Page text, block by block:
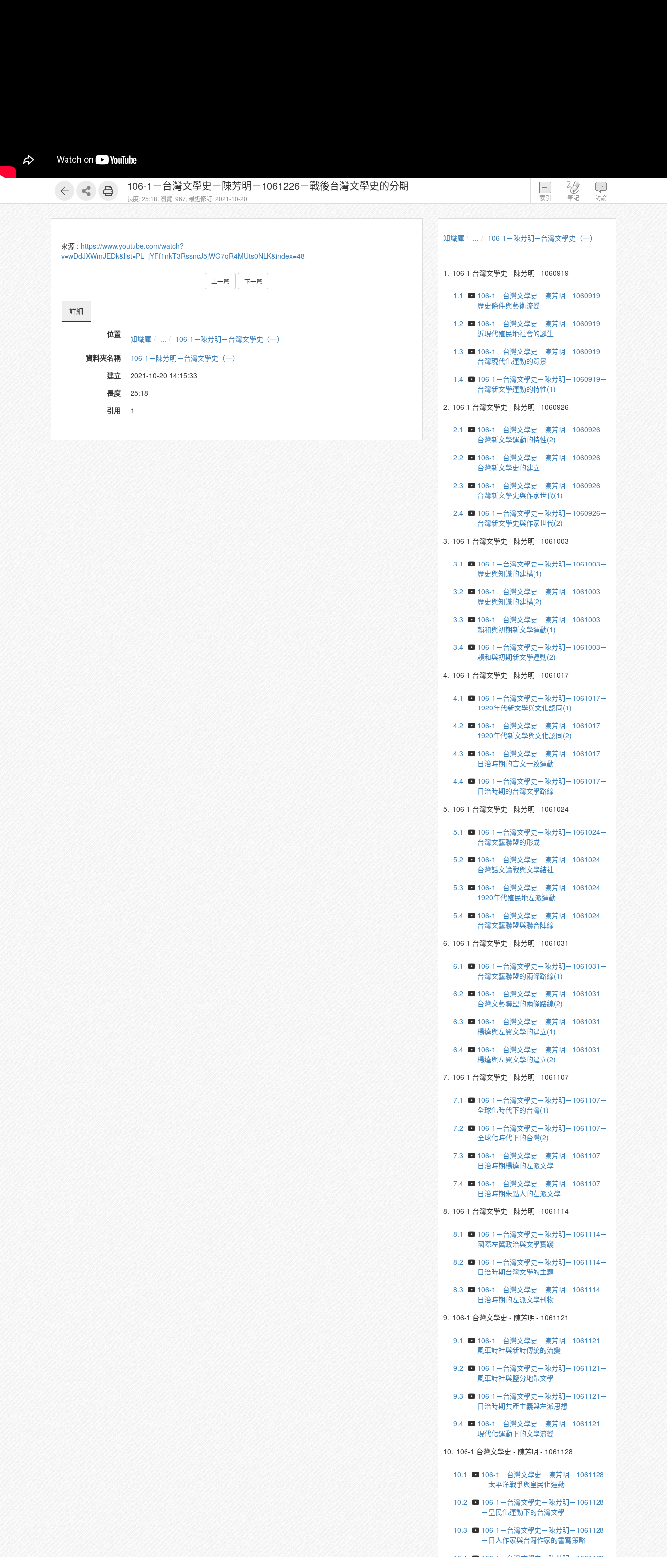
索引 筆記 討論
106-1－台灣文學史－陳芳明－1061226－戰後台灣文學史的分期
長度: 25:18, 瀏覽: 967, 最近修訂: 2021-10-20
來源 : https://www.youtube.com/watch?
v=wDdJXWmJEDk&list=PL_jYFf1nkT3RssncJ5jWG7qR4MUts0NLK&index=48
上一篇 下一篇
詳細
位置 知識庫 ...
106-1－陳芳明－台灣文學史（一）
資料夾名稱
106-1－陳芳明－台灣文學史（一）
建立
2021-10-20 14:15:33
長度
25:18
引用
1
知識庫 ... 106-1－陳芳明－台灣文學史（一）
1. 106-1 台灣文學史 - 陳芳明 - 1060919
1.1
106-1－台灣文學史－陳芳明－1060919－
歷史條件與藝術流變
1.2
106-1－台灣文學史－陳芳明－1060919－
近現代殖民地社會的誕生
1.3
106-1－台灣文學史－陳芳明－1060919－
台灣現代化運動的背景
1.4
106-1－台灣文學史－陳芳明－1060919－
台灣新文學運動的特性(1)
2. 106-1 台灣文學史 - 陳芳明 - 1060926
2.1
106-1－台灣文學史－陳芳明－1060926－
台灣新文學運動的特性(2)
2.2
106-1－台灣文學史－陳芳明－1060926－
台灣新文學史的建立
2.3
106-1－台灣文學史－陳芳明－1060926－
台灣新文學史與作家世代(1)
2.4
106-1－台灣文學史－陳芳明－1060926－
台灣新文學史與作家世代(2)
3. 106-1 台灣文學史 - 陳芳明 - 1061003
3.1
106-1－台灣文學史－陳芳明－1061003－
歷史與知識的建構(1)
3.2
106-1－台灣文學史－陳芳明－1061003－
歷史與知識的建構(2)
3.3
106-1－台灣文學史－陳芳明－1061003－
賴和與初期新文學運動(1)
3.4
106-1－台灣文學史－陳芳明－1061003－
賴和與初期新文學運動(2)
4. 106-1 台灣文學史 - 陳芳明 - 1061017
4.1
106-1－台灣文學史－陳芳明－1061017－
1920年代新文學與文化認同(1)
4.2
106-1－台灣文學史－陳芳明－1061017－
1920年代新文學與文化認同(2)
4.3
106-1－台灣文學史－陳芳明－1061017－
日治時期的言文一致運動
4.4
106-1－台灣文學史－陳芳明－1061017－
日治時期的台灣文學路線
5. 106-1 台灣文學史 - 陳芳明 - 1061024
5.1
106-1－台灣文學史－陳芳明－1061024－
台灣文藝聯盟的形成
5.2
106-1－台灣文學史－陳芳明－1061024－
台灣話文論戰與文學結社
5.3
106-1－台灣文學史－陳芳明－1061024－
1920年代殖民地左派運動
5.4
106-1－台灣文學史－陳芳明－1061024－
台灣文藝聯盟與聯合陣線
6. 106-1 台灣文學史 - 陳芳明 - 1061031
6.1
106-1－台灣文學史－陳芳明－1061031－
台灣文藝聯盟的兩條路線(1)
6.2
106-1－台灣文學史－陳芳明－1061031－
台灣文藝聯盟的兩條路線(2)
6.3
106-1－台灣文學史－陳芳明－1061031－
楊逵與左翼文學的建立(1)
6.4
106-1－台灣文學史－陳芳明－1061031－
楊逵與左翼文學的建立(2)
7. 106-1 台灣文學史 - 陳芳明 - 1061107
7.1
106-1－台灣文學史－陳芳明－1061107－
全球化時代下的台灣(1)
7.2
106-1－台灣文學史－陳芳明－1061107－
全球化時代下的台灣(2)
7.3
106-1－台灣文學史－陳芳明－1061107－
日治時期楊逵的左派文學
7.4
106-1－台灣文學史－陳芳明－1061107－
日治時期朱點人的左派文學
8. 106-1 台灣文學史 - 陳芳明 - 1061114
8.1
106-1－台灣文學史－陳芳明－1061114－
國際左翼政治與文學實踐
8.2
106-1－台灣文學史－陳芳明－1061114－
日治時期台灣文學的主題
8.3
106-1－台灣文學史－陳芳明－1061114－
日治時期的左派文學刊物
9. 106-1 台灣文學史 - 陳芳明 - 1061121
9.1
106-1－台灣文學史－陳芳明－1061121－
風車詩社與新詩傳統的流變
9.2
106-1－台灣文學史－陳芳明－1061121－
風車詩社與鹽分地帶文學
9.3
106-1－台灣文學史－陳芳明－1061121－
日治時期共產主義與左派思想
9.4
106-1－台灣文學史－陳芳明－1061121－
現代化運動下的文學流變
10. 106-1 台灣文學史 - 陳芳明 - 1061128
10.1
106-1－台灣文學史－陳芳明－1061128
－太平洋戰爭與皇民化運動
10.2
106-1－台灣文學史－陳芳明－1061128
－皇民化運動下的台灣文學
10.3
106-1－台灣文學史－陳芳明－1061128
－日人作家與台籍作家的書寫策略